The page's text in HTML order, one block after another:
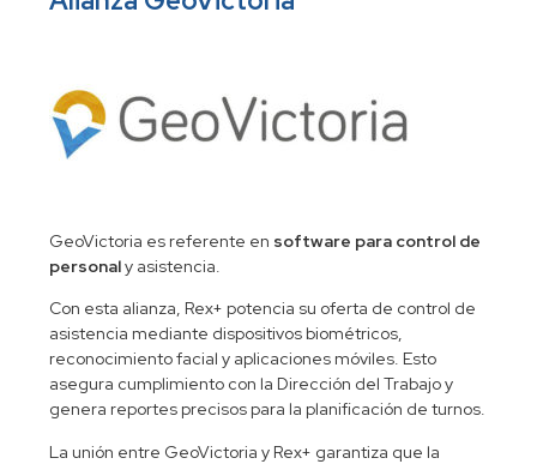
GeoVictoria es referente en software para control de
personaly asistencia.
Con esta alianza, Rex+ potencia su oferta de control de
asistencia mediante dispositivos biométricos,
reconocimiento facial y aplicaciones móviles. Esto
asegura cumplimiento con la Dirección del Trabajo y
genera reportes precisos para la planificación de turnos.
La unión entre GeoVictoria y Rex+ garantiza que la